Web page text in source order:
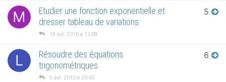
M
Etudier une fonction exponentielle et
dresser tableau de variations
19 avr. 2010 à 12:09
5
L
Résoudre des équations
trigonométriques
5 avr. 2010 à 20:43
6